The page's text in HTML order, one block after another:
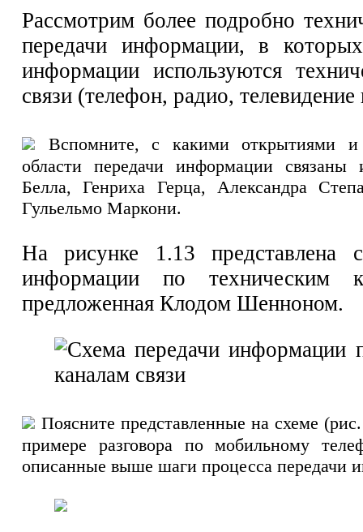
Рассмотрим более подробно
передачи информации, в
информации используются
связи (телефон, радио,
Вспомните, с какими открытиями и
области передачи информации связаны
Белла, Генриха Герца, Александра
Гульельмо Маркони.
На рисунке 1.13 представлена
информации по техническим
предложенная Клодом Шенноном.
Поясните представленные на схеме
примере разговора по мобильному
описанные выше шаги процесса передачи